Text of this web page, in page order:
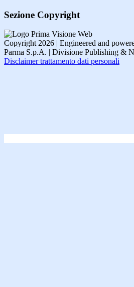
Sezione Copyright
Copyright 2026 | Engineered and
Parma S.p.A. | Divisione Publishing &
Disclaimer trattamento dati personali